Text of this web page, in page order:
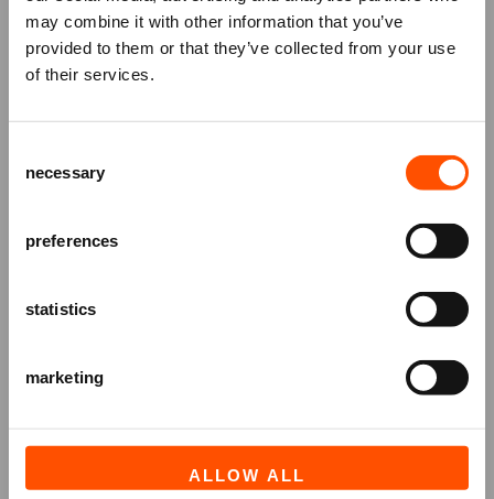
may combine it with other information that you’ve
provided to them or that they’ve collected from your use
of their services.
Selection
necessary
preferences
statistics
marketing
ALLOW ALL
betoverende avond in het theater met muzikaal
spektakel voor alle generaties muziekliefhebbers.
Of, zoals Lennon zelf al zong:
Mis niks
en speciale aanbiedingen!